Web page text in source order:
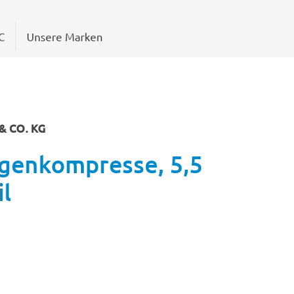
Unsere Marken
CO. KG
5,5